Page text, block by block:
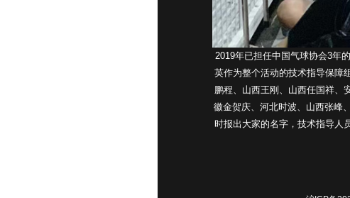
2019年已担任中国气球协会3年
英作为整个活动的技术指导保障
鹏程、山西王刚、山西任国祥、
徽金贺庆、河北时波、山西张峰
时报出大家的名字，技术指导人